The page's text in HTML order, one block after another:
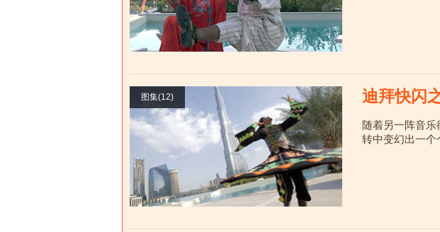
图集(12) 迪拜快闪
随着另一阵音
转中变幻出一